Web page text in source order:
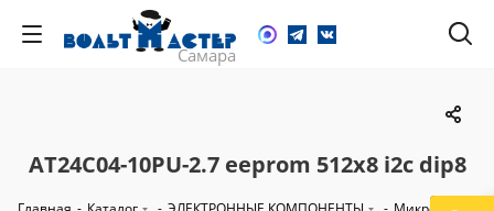
AT24C04-10PU-2.7 eeprom 512х8 i2c dip8